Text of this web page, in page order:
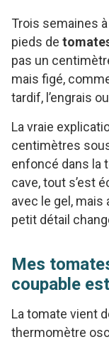
Trois semaines
pieds de
pas un
mais figé,
tardif, l’engrais
La vraie
centimètres
enfoncé dans la
cave, tout s’est
avec le gel, mais
petit détail
Mes
coupable
La tomate vient
thermomètre